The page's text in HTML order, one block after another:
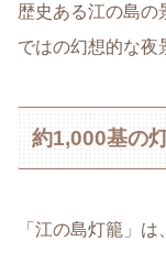
歴史ある江の島の
ではの幻想的な夜
約1,000基の
「江の島灯籠」